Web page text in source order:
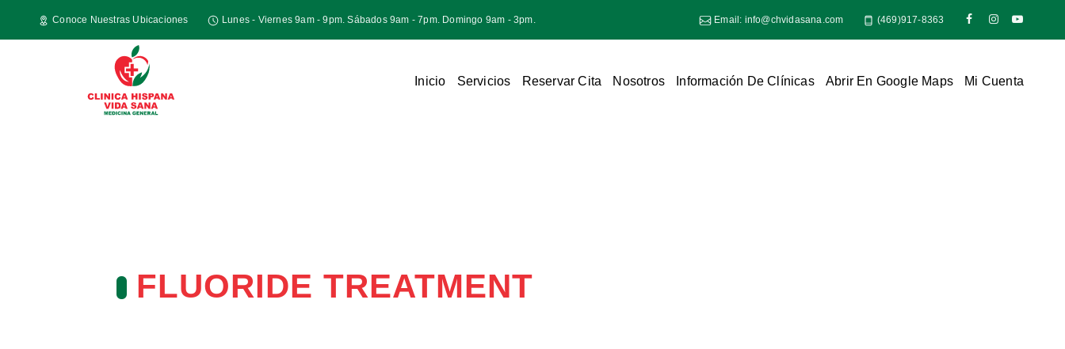
Conoce Nuestras Ubicaciones Lunes - Viernes 9am - 9pm. Sábados 9am - 7pm. Domingo 9am - 3pm. Email: info@chvidasana.com (469)917-8363
Inicio Servicios Reservar Cita Nosotros Información De Clínicas Abrir En Google Maps Mi Cuenta
FLUORIDE TREATMENT